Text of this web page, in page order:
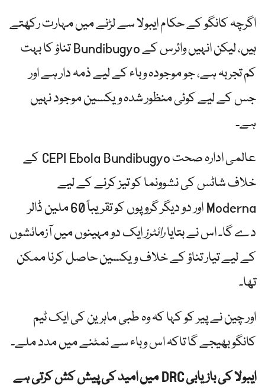
اگرچہ کانگو کے حکام ایبولا سے لڑنے میں مہارت رکھتے
ہیں، لیکن انہیں وائرس کے Bundibugyo تناؤ کا بہت
کم تجربہ ہے، جو موجودہ وباء کے لیے ذمہ دار ہے اور
جس کے لیے کوئی منظور شدہ ویکسین موجود نہیں
ہے۔
عالمی ادارہ صحت CEPI Ebola Bundibugyo کے
خلاف شاٹس کی نشوونما کو تیز کرنے کے لیے
Moderna اور دو دیگر گروپوں کو تقریباً 60 ملین ڈالر
دے گا۔ اس نے بتایارائٹرزایک دو مہینوں میں آزمائشوں
کے لیے تیار تناؤ کے خلاف ویکسین حاصل کرنا ممکن
تھا۔
اور چین نے پیر کو کہا کہ وہ طبی ماہرین کی ایک ٹیم
کانگو بھیجے گا تاکہ اس وباء سے نمٹنے میں مدد ملے۔
ایبولا کی بازیابی DRC میں امید کی پیش کش کرتی ہے